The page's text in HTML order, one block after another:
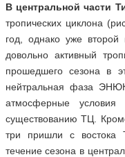
В центральной части
тропических циклона
год, однако уже
довольно активный
прошедшего сезона в
нейтральная фаза
атмосферные условия
существованию ТЦ.
три пришли с востока
течение сезона в